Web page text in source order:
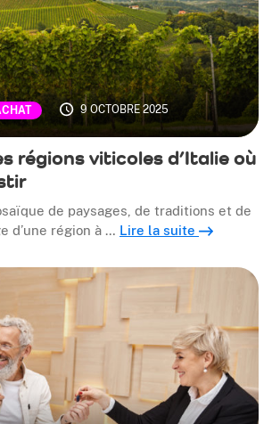
9 OCTOBRE 2025
régions viticoles d’Italie où
de paysages, de traditions et de
d’une région à … Lire la suite